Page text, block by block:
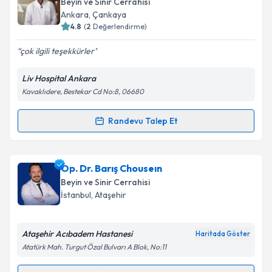
takvim hazırlandığında e-posta ile bilgilendireceğiz.
Kişisel verilerimin işlenmesine ilişkin
Metni'ni okudum ve kişisel verilerimin belirtilen
kapsamda işlenmesini kabul ediyorum.
Ankara, Çankaya
4.8 (2 Değerlendirme)
çok ilgili teşekkürler
Liv Hospital Ankara
Kavaklıdere, Bestekar Cd No:8, 06680
Randevu Talep Et
Randevu Takvimi Talebi
Op. Dr. Egemen Işıtaniçin randevu takvimi talebi
oluşturun. Size bu uzmandan randevu almanız için bir
takvim hazırlandığında e-posta ile bilgilendireceğiz.
Op. Dr. Barış Chouseın
Beyin ve Sinir Cerrahisi
İstanbul, Ataşehir
Ataşehir Acıbadem Hastanesi Haritada Göster
Atatürk Mah. Turgut Özal Bulvarı A Blok, No:11